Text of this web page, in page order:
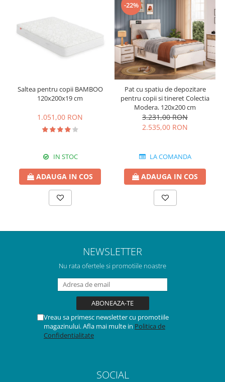
Saltea pentru copii BAMBOO
120x200x19 cm
1.051,00 RON
IN STOC
ADAUGA IN COS
-22%
Pat cu spatiu de depozitare
pentru copii si tineret Colectia
Modera, 120x200 cm
3.231,00 RON
2.535,00 RON
LA COMANDA
ADAUGA IN COS
NEWSLETTER
Nu rata ofertele si promotiile noastre
Vreau sa primesc newsletter cu promotiile
magazinului. Afla mai multe in Politica de
Confidentialitate
SOCIAL